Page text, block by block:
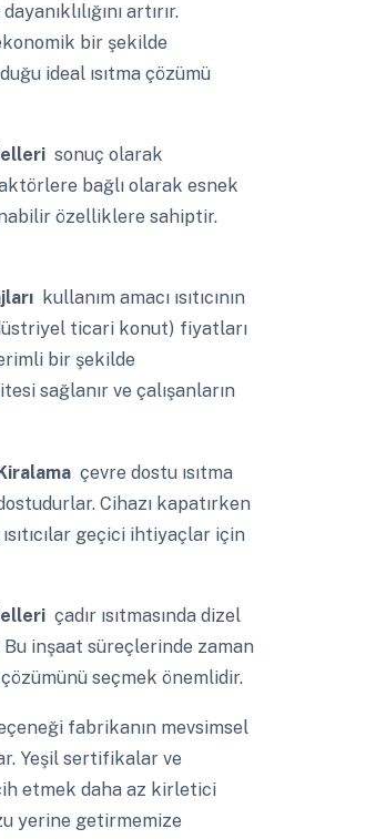
artırır.
bir şekilde
ideal ısıtma çözümü
sonuç olarak
bağlı olarak esnek
özelliklere sahiptir.
kullanım amacı ısıtıcının
ticari konut) fiyatları
bir şekilde
sağlanır ve çalışanların
çevre dostu ısıtma
Cihazı kapatırken
geçici ihtiyaçlar için
çadır ısıtmasında dizel
Bu inşaat süreçlerinde zaman
seçmek önemlidir.
fabrikanın mevsimsel
Yeşil sertifikalar ve
etmek daha az kirletici
yerine getirmemize